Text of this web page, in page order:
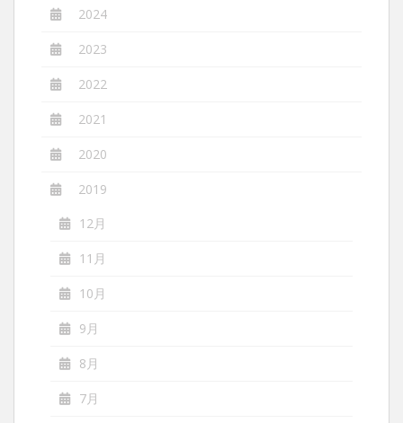
2024
2023
2022
2021
2020
2019
12月
11月
10月
9月
8月
7月